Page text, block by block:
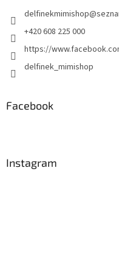
delfinekmimishop@
+420 608 225 000
https://
delfinek_mimishop
Facebook
Instagram